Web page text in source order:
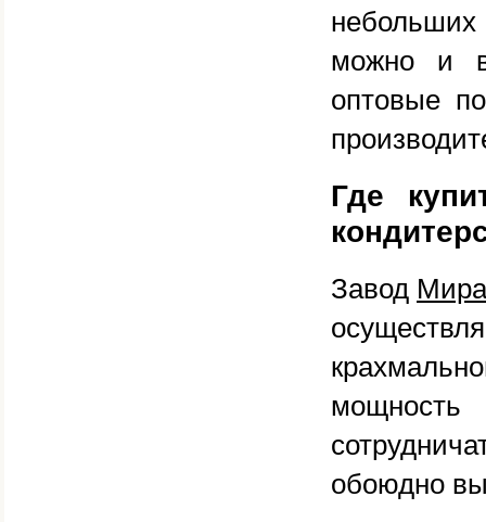
можно и в
оптовые
Где
Завод
обоюдно